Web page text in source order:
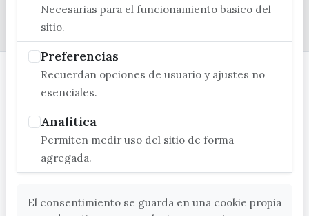
Necesarias para el funcionamiento basico del
sitio.
Preferencias
Recuerdan opciones de usuario y ajustes no
esenciales.
Analitica
Permiten medir uso del sitio de forma
agregada.
El consentimiento se guarda en una cookie propia